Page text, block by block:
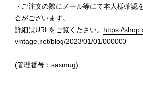
・ご注文の際にメール等にて本人様確認
合がございます。
詳細はURLをご覧ください。 https://
vintage.net/blog/2023/01/01/000000
(管理番号：sasmug)